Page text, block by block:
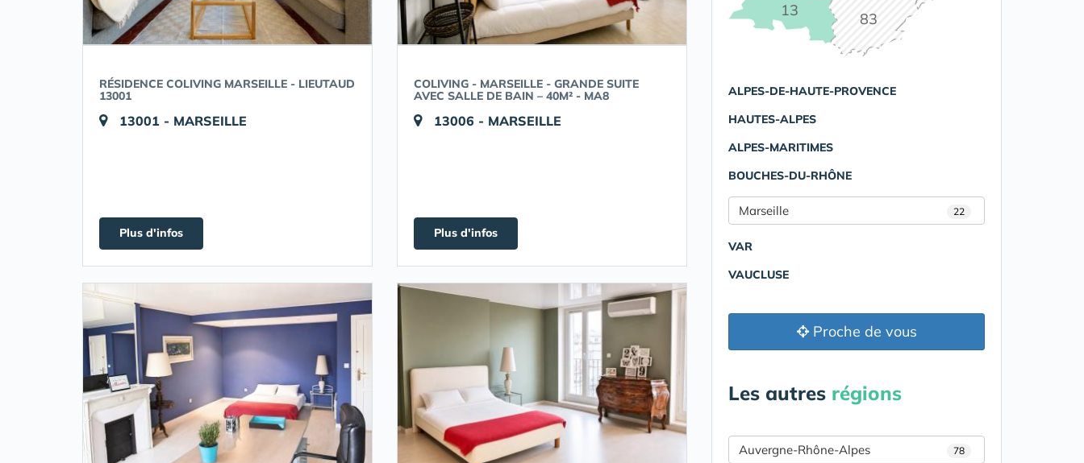
RÉSIDENCE COLIVING MARSEILLE - LIEUTAUD
13001
13001 - MARSEILLE
Plus d'infos
COLIVING - MARSEILLE - GRANDE SUITE
AVEC SALLE DE BAIN – 40M² - MA8
13006 - MARSEILLE
Plus d'infos
13 83
ALPES-DE-HAUTE-PROVENCE
HAUTES-ALPES
ALPES-MARITIMES
BOUCHES-DU-RHÔNE
Marseille 22
VAR
VAUCLUSE
Proche de vous
Les autres régions
Auvergne-Rhône-Alpes 78